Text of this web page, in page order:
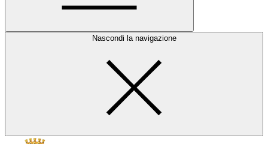
Nascondi la navigazione